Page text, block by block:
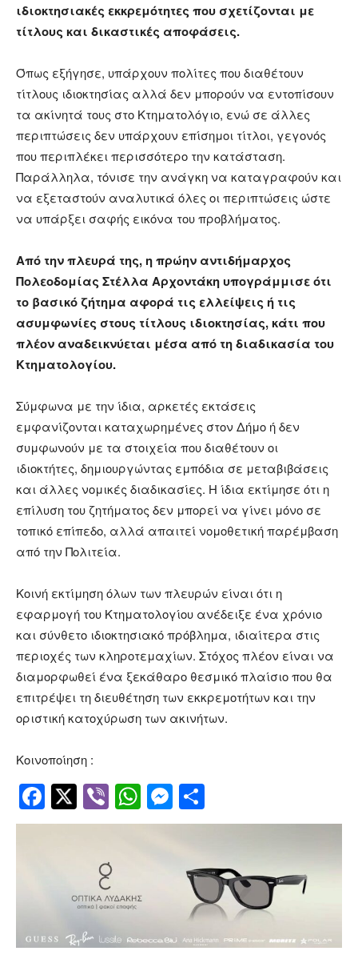
ιδιοκτησιακές εκκρεμότητες που σχετίζονται με
τίτλους και δικαστικές αποφάσεις.
Όπως εξήγησε, υπάρχουν πολίτες που διαθέτουν
τίτλους ιδιοκτησίας αλλά δεν μπορούν να εντοπίσουν
τα ακίνητά τους στο Κτηματολόγιο, ενώ σε άλλες
περιπτώσεις δεν υπάρχουν επίσημοι τίτλοι, γεγονός
που περιπλέκει περισσότερο την κατάσταση.
Παράλληλα, τόνισε την ανάγκη να καταγραφούν και
να εξεταστούν αναλυτικά όλες οι περιπτώσεις ώστε
να υπάρξει σαφής εικόνα του προβλήματος.
Από την πλευρά της, η πρώην αντιδήμαρχος
Πολεοδομίας Στέλλα Αρχοντάκηυπογράμμισε ότι
το βασικό ζήτημα αφορά τις ελλείψεις ή τις
ασυμφωνίες στους τίτλους ιδιοκτησίας, κάτι που
πλέον αναδεικνύεται μέσα από τη διαδικασία του
Κτηματολογίου.
Σύμφωνα με την ίδια, αρκετές εκτάσεις
εμφανίζονται καταχωρημένες στον Δήμο ή δεν
συμφωνούν με τα στοιχεία που διαθέτουν οι
ιδιοκτήτες, δημιουργώντας εμπόδια σε μεταβιβάσεις
και άλλες νομικές διαδικασίες. Η ίδια εκτίμησε ότι η
επίλυση του ζητήματος δεν μπορεί να γίνει μόνο σε
τοπικό επίπεδο, αλλά απαιτεί νομοθετική παρέμβαση
από την Πολιτεία.
Κοινή εκτίμηση όλων των πλευρών είναι ότι η
εφαρμογή του Κτηματολογίου ανέδειξε ένα χρόνιο
και σύνθετο ιδιοκτησιακό πρόβλημα, ιδιαίτερα στις
περιοχές των κληροτεμαχίων. Στόχος πλέον είναι να
διαμορφωθεί ένα ξεκάθαρο θεσμικό πλαίσιο που θα
επιτρέψει τη διευθέτηση των εκκρεμοτήτων και την
οριστική κατοχύρωση των ακινήτων.
Κοινοποίηση :
Facebook
Twitter
ViberWhatsApp
Messenger